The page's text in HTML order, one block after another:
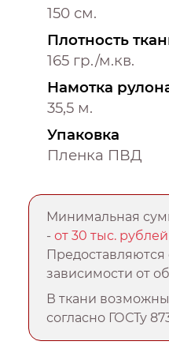
150 см.
Плотность
165 гр./м.кв.
Намотка
35,5 м.
Упаковка
Пленка ПВД
Минимальная
-от 30 тыс. рублей
Предоставляются
зависимости от
В ткани
согласно ГОСТу